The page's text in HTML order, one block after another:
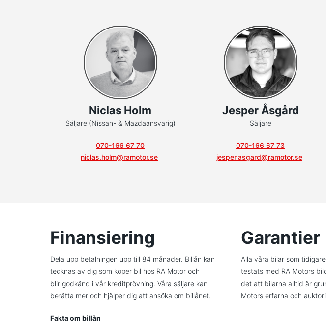
Niclas Holm
Säljare (Nissan- & Mazdaansvarig)
070-166 67 70
niclas.holm@ramotor.se
Jesper Åsgård
Säljare
070-166 67 73
jesper.asgard@ramotor.se
Finansiering
Dela upp betalningen upp till 84 månader. Billån kan
tecknas av dig som köper bil hos RA Motor och
blir godkänd i vår kreditprövning. Våra säljare kan
berätta mer och hjälper dig att ansöka om billånet.
Fakta om billån
Garantier
Alla våra bilar som
testats med RA Motors
det att bilarna alltid är
Motors erfarna och